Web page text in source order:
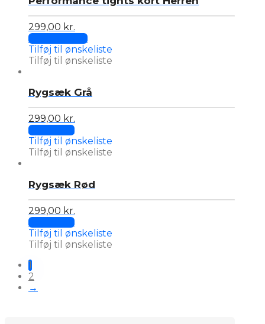
299,00 kr.
Select optionsThis
product
has
The
options
chosen
on
page
Tilføj til ønskeliste
Tilføj til ønskeliste
Rygsæk Grå
299,00 kr.
Add to cart
Tilføj til ønskeliste
Tilføj til ønskeliste
Rygsæk Rød
299,00 kr.
Add to cart
Tilføj til ønskeliste
Tilføj til ønskeliste
1
2
→